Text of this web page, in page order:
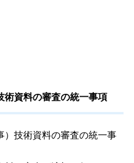
資料の審査の統一事項
）技術資料の審査の統一事